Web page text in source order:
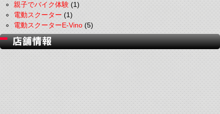
親子でバイク体験(1)
電動スクーター(1)
電動スクーターE-Vino(5)